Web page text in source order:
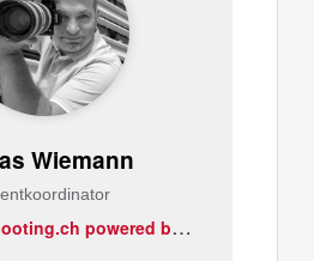
Wiemann
s
wiss-fotoshooting.ch powered by Wiemann & Wiemann Mediendesign